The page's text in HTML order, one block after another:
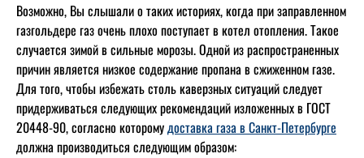
Возможно, Вы слышали о таких историях, когда при заправленном
газгольдере газ очень плохо поступает в котел отопления. Такое
случается зимой в сильные морозы. Одной из распространенных
причин является низкое содержание пропана в сжиженном газе.
Для того, чтобы избежать столь каверзных ситуаций следует
придерживаться следующих рекомендаций изложенных в ГОСТ
20448-90, согласно которомудоставка газа в Санкт-Петербурге
должна производиться следующим образом: